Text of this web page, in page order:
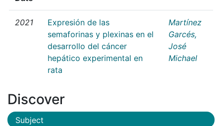
2021
Expresión de las
semaforinas y plexinas en el
desarrollo del cáncer
hepático experimental en
rata
Martínez
Garcés,
José
Michael
Discover
Subject